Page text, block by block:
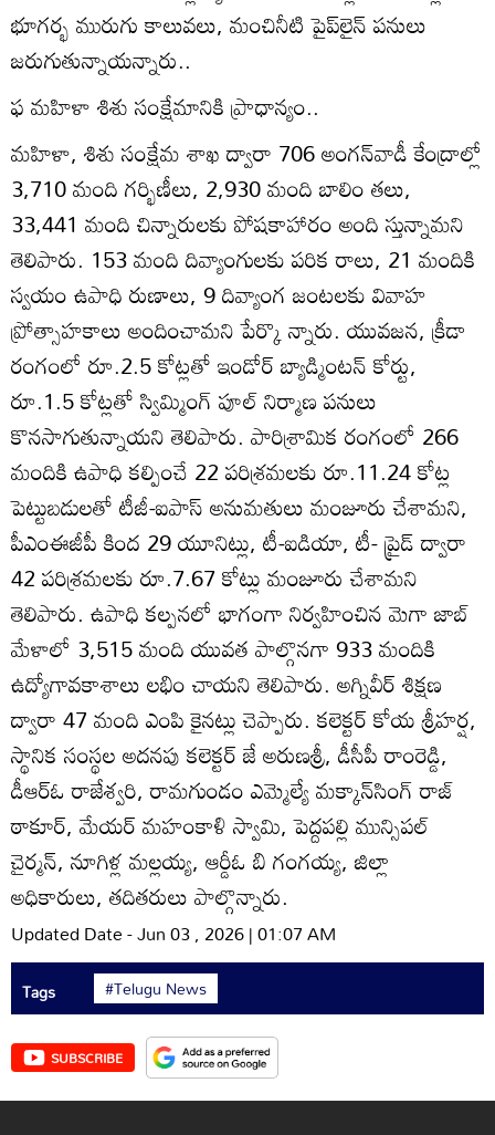
భూగర్భ మురుగు కాలువలు, మంచినీటి పైప్‌లైన్‌ పనులు
జరుగుతున్నాయన్నారు..
ఫ మహిళా శిశు సంక్షేమానికి ప్రాధాన్యం..
మహిళా, శిశు సంక్షేమ శాఖ ద్వారా 706 అంగన్‌వాడీ కేంద్రాల్లో
3,710 మంది గర్భిణీలు, 2,930 మంది బాలిం తలు,
33,441 మంది చిన్నారులకు పోషకాహారం అంది స్తున్నామని
తెలిపారు. 153 మంది దివ్యాంగులకు పరిక రాలు, 21 మందికి
స్వయం ఉపాధి రుణాలు, 9 దివ్యాంగ జంటలకు వివాహ
ప్రోత్సాహకాలు అందించామని పేర్కొ న్నారు. యువజన, క్రీడా
రంగంలో రూ.2.5 కోట్లతో ఇండోర్‌ బ్యాడ్మింటన్‌ కోర్టు,
రూ.1.5 కోట్లతో స్విమ్మింగ్‌ పూల్‌ నిర్మాణ పనులు
కొనసాగుతున్నాయని తెలిపారు. పారిశ్రామిక రంగంలో 266
మందికి ఉపాధి కల్పించే 22 పరిశ్రమలకు రూ.11.24 కోట్ల
పెట్టుబడులతో టీజీ-ఐపాస్‌ అనుమతులు మంజూరు చేశామని,
పీఎంఈజీపీ కింద 29 యూనిట్లు, టీ-ఐడియా, టీ- ప్రైడ్‌ ద్వారా
42 పరిశ్రమలకు రూ.7.67 కోట్లు మంజూరు చేశామని
తెలిపారు. ఉపాధి కల్పనలో భాగంగా నిర్వహించిన మెగా జాబ్‌
మేళాలో 3,515 మంది యువత పాల్గొనగా 933 మందికి
ఉద్యోగావకాశాలు లభిం చాయని తెలిపారు. అగ్నివీర్‌ శిక్షణ
ద్వారా 47 మంది ఎంపి కైనట్లు చెప్పారు. కలెక్టర్‌ కోయ శ్రీహర్ష,
స్థానిక సంస్థల అదనపు కలెక్టర్‌ జే అరుణశ్రీ, డీసీపీ రాంరెడ్డి,
డీఆర్‌ఓ రాజేశ్వరి, రామగుండం ఎమ్మెల్యే మక్కాన్‌సింగ్‌ రాజ్‌
ఠాకూర్‌, మేయర్‌ మహంకాళి స్వామి, పెద్దపల్లి మున్సిపల్‌
చైర్మన్‌, నూగిళ్ల మల్లయ్య, ఆర్డీఓ బి గంగయ్య, జిల్లా
అధికారులు, తదితరులు పాల్గొన్నారు.
Updated Date - Jun 03 , 2026 | 01:07 AM
Tags #Telugu News
SUBSCRIBE